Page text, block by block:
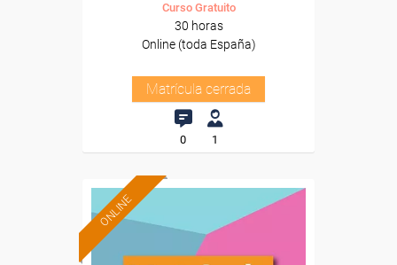
Curso Gratuito
30 horas
Online (toda España)
Matrícula cerrada
0 1
ONLINE